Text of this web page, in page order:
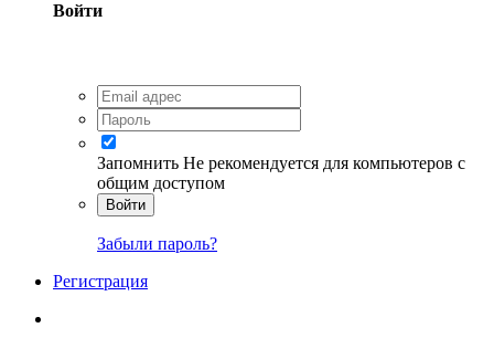
Войти
Запомнить Не рекомендуется для компьютеров с
общим доступом
Войти
Забыли пароль?
Регистрация